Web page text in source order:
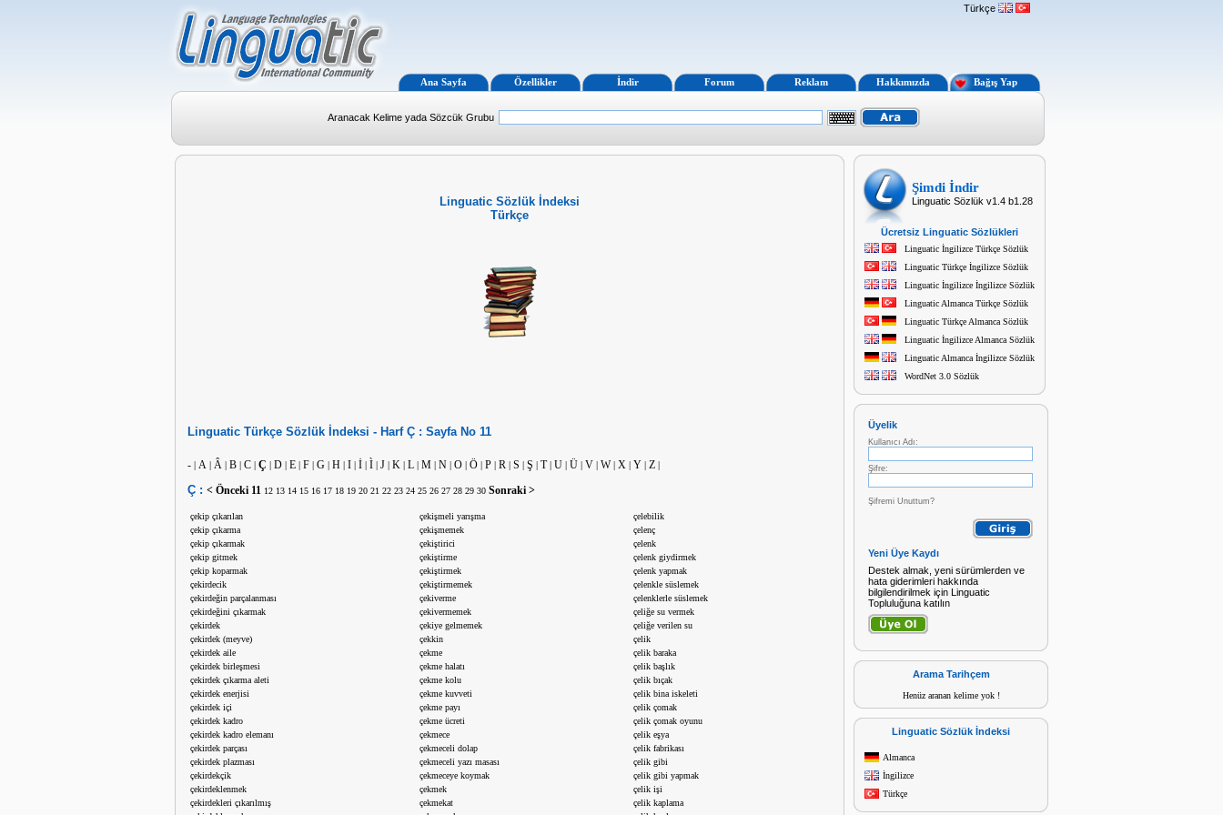
Türkçe
Ana Sayfa Özellikler İndir Forum Reklam Hakkımızda Bağış Yap
Aranacak Kelime yada Sözcük Grubu
Linguatic Sözlük İndeksi
Türkçe
Linguatic Türkçe Sözlük İndeksi - Harf Ç : Sayfa No 11
- | A | Â | B | C | Ç | D | E | F | G | H | I | İ | Ì | J | K | L | M | N | O | Ö | P | R | S | Ş | T| U | Ü | V | W| X | Y | Z |
Ç : < Önceki 11 12 13 14 15 16 17 18 19 20 21 22 23 24 25 26 27 28 29 30 Sonraki >
çekip çıkarılan
çekip çıkarma
çekip çıkarmak
çekip gitmek
çekip koparmak
çekirdecik
çekirdeğin parçalanması
çekirdeğini çıkarmak
çekirdek
çekirdek (meyve)
çekirdek aile
çekirdek birleşmesi
çekirdek çıkarma aleti
çekirdek enerjisi
çekirdek içi
çekirdek kadro
çekirdek kadro elemanı
çekirdek parçası
çekirdek plazması
çekirdekçik
çekirdeklenmek
çekirdekleri çıkarılmış
çekişmeli yarışma
çekişmemek
çekiştirici
çekiştirme
çekiştirmek
çekiştirmemek
çekiverme
çekivermemek
çekiye gelmemek
çekkin
çekme
çekme halatı
çekme kolu
çekme kuvveti
çekme payı
çekme ücreti
çekmece
çekmeceli dolap
çekmeceli yazı masası
çekmeceye koymak
çekmek
çekmekat
çelebilik
çelenç
çelenk
çelenk giydirmek
çelenk yapmak
çelenkle süslemek
çelenklerle süslemek
çeliğe su vermek
çeliğe verilen su
çelik
çelik baraka
çelik başlık
çelik bıçak
çelik bina iskeleti
çelik çomak
çelik çomak oyunu
çelik eşya
çelik fabrikası
çelik gibi
çelik gibi yapmak
çelik işi
çelik kaplama
Şimdi İndir
Linguatic Sözlük v1.4 b1.28
Ücretsiz Linguatic Sözlükleri
Linguatic İngilizce Türkçe Sözlük
Linguatic Türkçe İngilizce Sözlük
Linguatic İngilizce İngilizce Sözlük
Linguatic Almanca Türkçe Sözlük
Linguatic Türkçe Almanca Sözlük
Linguatic İngilizce Almanca Sözlük
Linguatic Almanca İngilizce Sözlük
WordNet 3.0 Sözlük
Üyelik
Kullanıcı Adı:
Şifre:
Şifremi Unuttum?
Yeni Üye Kaydı
Destek almak, yeni sürümlerden ve
hata giderimleri hakkında
bilgilendirilmek için Linguatic
Topluluğuna katılın
Arama Tarihçem
Henüz aranan kelime yok !
Linguatic Sözlük İndeksi
Almanca
İngilizce
Türkçe